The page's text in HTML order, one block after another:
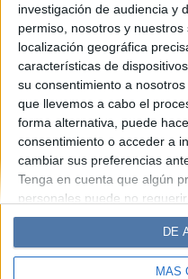
investigación de audiencia y
permiso, nosotros y
localización geográfica
características de
su consentimiento a
que llevemos a cabo el
forma alternativa, puede
consentimiento o acceder a
cambiar sus preferencias
Tenga en cuenta que algún
personales puede no
tiene el derecho de rechazar
preferencias se aplicarán
sus preferencias o retirar su
momento volviendo a esteMÁS
DE
Diario Perfil Caras
Hombre
Weekend